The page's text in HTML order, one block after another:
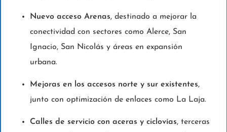
Nuevo acceso Arenas, destinado a mejorar la
conectividad con sectores como Alerce, San
Ignacio, San Nicolás y áreas en expansión
urbana.
Mejoras en los accesos norte y sur existentes,
junto con optimización de enlaces como La Laja.
Calles de servicio con aceras y ciclovías, terceras